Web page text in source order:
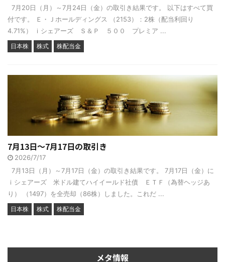
7月20日（月）～7月24日（金）の取引き結果です。 以下はすべて買
付です。 Ｅ・Ｊホールディングス （2153）：2株（配当利回り
4.71%） ｉシェアーズ Ｓ＆Ｐ ５００ プレミア ...
日本株 株式 株配当金
7月13日～7月17日の取引き
2026/7/17
7月13日（月）～7月17日（金）の取引き結果です。 7月17日（金）に
ｉシェアーズ 米ドル建てハイイールド社債 ＥＴＦ（為替ヘッジあ
り） （1497）を全売却（86株）しました。これだ ...
日本株 株式 株配当金
メタ情報